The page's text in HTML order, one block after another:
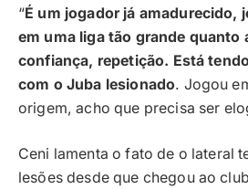
“É um jogador já amadurecido,
em uma liga tão grande quanto
confiança, repetição. Está
com o Juba lesionado. Jogou
origem, acho que precisa ser
Ceni lamenta o fato de o lateral
lesões desde que chegou ao